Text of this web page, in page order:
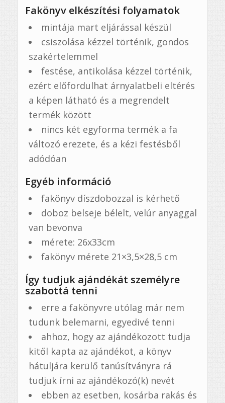
Fakönyv elkészítési folyamatok
mintája mart eljárással készül
csiszolása kézzel történik, gondos
szakértelemmel
festése, antikolása kézzel történik,
ezért előfordulhat árnyalatbeli eltérés
a képen látható és a megrendelt
termék között
nincs két egyforma termék a fa
változó erezete, és a kézi festésből
adódóan
Egyéb információ
fakönyv díszdobozzal is kérhető
doboz belseje bélelt, velúr anyaggal
van bevonva
mérete: 26x33cm
fakönyv mérete 21×3,5×28,5 cm
Így tudjuk ajándékát személyre
szabottá tenni
erre a fakönyvre utólag már nem
tudunk belemarni, egyedivé tenni
ahhoz, hogy az ajándékozott tudja
kitől kapta az ajándékot, a könyv
hátuljára kerülő tanúsítványra rá
tudjuk írni az ajándékozó(k) nevét
ebben az esetben, kosárba rakás és